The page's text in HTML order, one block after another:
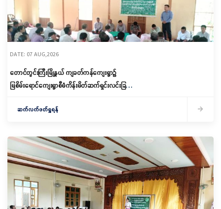
DATE: 07 AUG,2026
တောင်တွင်းကြီးမြို့နယ် ကျခတ်ကန်ကျေးရွာ၌
မြစိမ်းရောင်ကျေးရွာစီမံကိန်းမိတ်ဆက်ရှင်းလင်းခြင်း
ဆက်လက်ဖတ်ရှုရန်